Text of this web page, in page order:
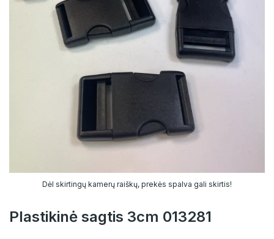
Dėl skirtingų kamerų raiškų, prekės spalva gali skirtis!
Plastikinė sagtis 3cm 013281